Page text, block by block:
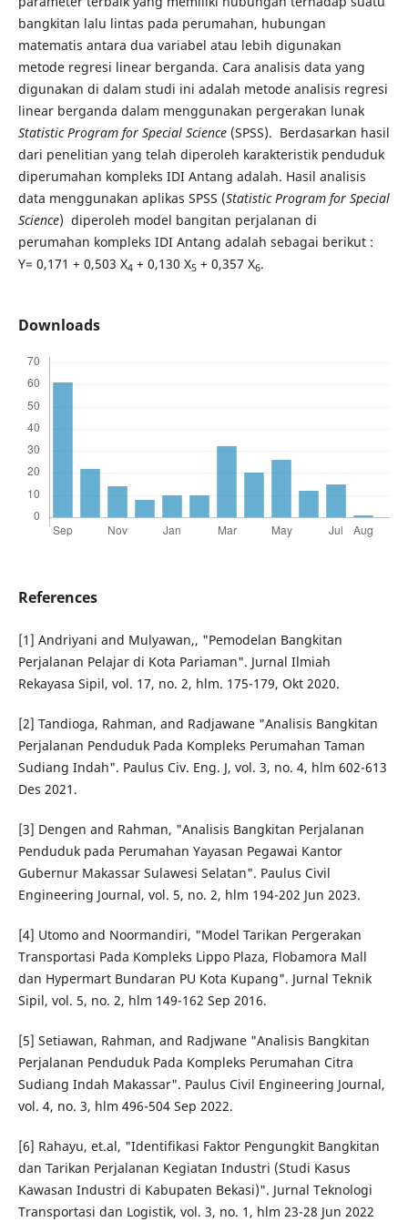
bangkitan lalu lintas pada perumahan, hubungan
matematis antara dua variabel atau lebih digunakan
metode regresi linear berganda. Cara analisis data yang
digunakan di dalam studi ini adalah metode analisis regresi
linear berganda dalam menggunakan pergerakan lunak
Statistic Program for Special Science (SPSS). Berdasarkan hasil
dari penelitian yang telah diperoleh karakteristik penduduk
diperumahan kompleks IDI Antang adalah. Hasil analisis
data menggunakan aplikas SPSS (Statistic Program for Special
Science) diperoleh model bangitan perjalanan di
perumahan kompleks IDI Antang adalah sebagai berikut :
Y= 0,171 + 0,503 X4 + 0,130 X5+ 0,357 X6.
Downloads
References
[1] Andriyani and Mulyawan,, "Pemodelan Bangkitan
Perjalanan Pelajar di Kota Pariaman". Jurnal Ilmiah
Rekayasa Sipil, vol. 17, no. 2, hlm. 175-179, Okt 2020.
[2] Tandioga, Rahman, and Radjawane "Analisis Bangkitan
Perjalanan Penduduk Pada Kompleks Perumahan Taman
Sudiang Indah". Paulus Civ. Eng. J, vol. 3, no. 4, hlm 602-613
Des 2021.
[3] Dengen and Rahman, "Analisis Bangkitan Perjalanan
Penduduk pada Perumahan Yayasan Pegawai Kantor
Gubernur Makassar Sulawesi Selatan". Paulus Civil
Engineering Journal, vol. 5, no. 2, hlm 194-202 Jun 2023.
[4] Utomo and Noormandiri, "Model Tarikan Pergerakan
Transportasi Pada Kompleks Lippo Plaza, Flobamora Mall
dan Hypermart Bundaran PU Kota Kupang". Jurnal Teknik
Sipil, vol. 5, no. 2, hlm 149-162 Sep 2016.
[5] Setiawan, Rahman, and Radjwane "Analisis Bangkitan
Perjalanan Penduduk Pada Kompleks Perumahan Citra
Sudiang Indah Makassar". Paulus Civil Engineering Journal,
vol. 4, no. 3, hlm 496-504 Sep 2022.
[6] Rahayu, et.al, "Identifikasi Faktor Pengungkit Bangkitan
dan Tarikan Perjalanan Kegiatan Industri (Studi Kasus
Kawasan Industri di Kabupaten Bekasi)". Jurnal Teknologi
Transportasi dan Logistik, vol. 3, no. 1, hlm 23-28 Jun 2022